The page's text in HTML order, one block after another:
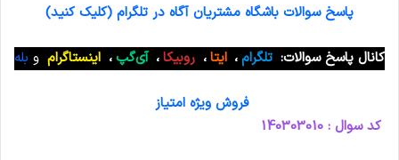
پاسخ سوالات باشگاه مشتریان آگاه در تلگرام (کلیک کنید)
کانال پاسخ سوالات: تلگرام، ایتا، روبیکا، آی‌گپ، اینستاگرام و بله
فروش ویژه امتیاز
کد سوال : 140303010